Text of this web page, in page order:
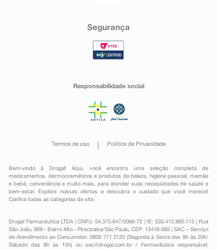
Segurança
Responsabilidade social
Termos de uso Política de Privacidade
Bem-vindo à Drogal! Aqui, você encontra uma seleção completa de
medicamentos , dermocosméticos e produtos de beleza, higiene pessoal ,mamãe
e bebê, conveniênciae muito mais, para atender suas necessidades de saúde e
bem-estar. Explore nossas ofertas e descubra o cuidado que você merece!
Confira todas as categorias do site.
Drogal Farmacêutica LTDA | CNPJ: 54.375.647/0066-72 | IE: 535.412.860.113 | Rua
São João, 909 - Bairro Alto - Piracicaba/São Paulo, CEP: 13416-585 | SAC – Serviço
de Atendimento ao Consumidor: 0800 771 2120 (Segunda à Sexta das 8h às 20h/
Sábado das 8h às 15h) ou sac@drogal.com.br/ Farmacêutica responsável: